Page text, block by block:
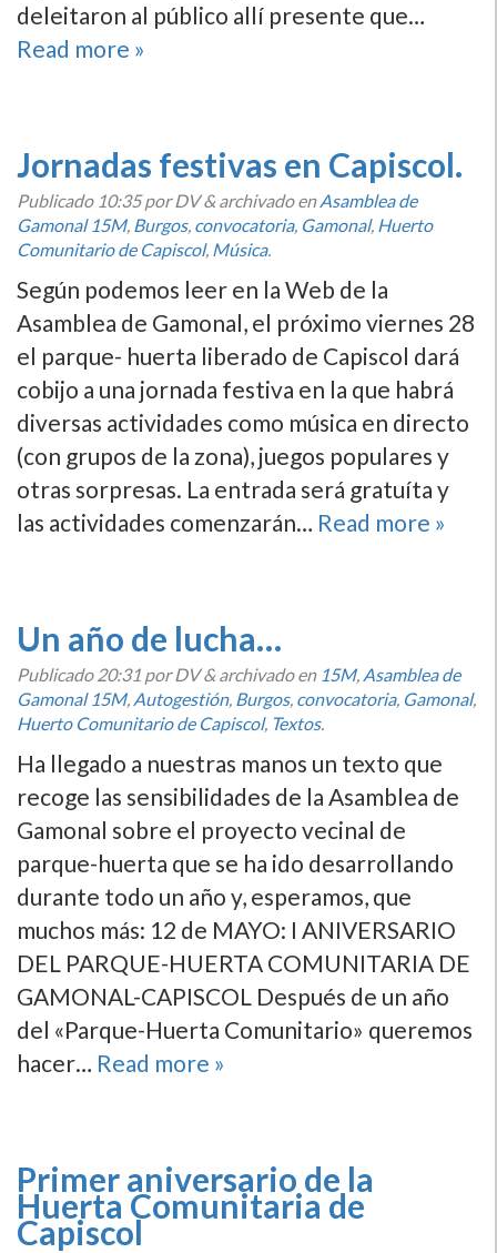
deleitaron al público allí­ presente que…
Read more »
Jornadas festivas en Capiscol.
Publicado 10:35por DV&archivado enAsamblea de
Gamonal 15M, Burgos, convocatoria, Gamonal, Huerto
Comunitario de Capiscol, Música.
Según podemos leer en la Web de la
Asamblea de Gamonal, el próximo viernes 28
el parque- huerta liberado de Capiscol dará
cobijo a una jornada festiva en la que habrá
diversas actividades como música en directo
(con grupos de la zona), juegos populares y
otras sorpresas. La entrada será gratuí­ta y
las actividades comenzarán… Read more »
Un año de lucha…
Publicado20:31 por DV&archivado en 15M, Asamblea de
Gamonal 15M, Autogestión, Burgos, convocatoria, Gamonal,
Huerto Comunitario de Capiscol, Textos.
Ha llegado a nuestras manos un texto que
recoge las sensibilidades de la Asamblea de
Gamonal sobre el proyecto vecinal de
parque-huerta que se ha ido desarrollando
durante todo un año y, esperamos, que
muchos más: 12 de MAYO: I ANIVERSARIO
DEL PARQUE-HUERTA COMUNITARIA DE
GAMONAL-CAPISCOL Después de un año
del «Parque-Huerta Comunitario» queremos
hacer… Read more »
Primer aniversario de la
Huerta Comunitaria de
Capiscol